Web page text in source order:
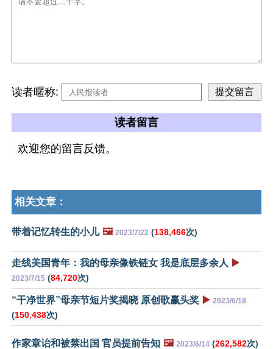
读者暱称:
读者留言
欢迎您的留言反馈。
相关文章：
带着记忆转生的小儿 🖼️ 2023/7/22 (138,466次)
走线美国青年：我的母亲像铁链女 我是底层多余人 ▶️
2023/7/15 (84,720次)
“干净世界”母亲节短片奖揭晓 原创歌赢头奖 ▶️ 2023/6/18
(150,438次)
作家章诒和被禁出国 官员提前告知 🖼️ 2023/6/14 (262,582次)